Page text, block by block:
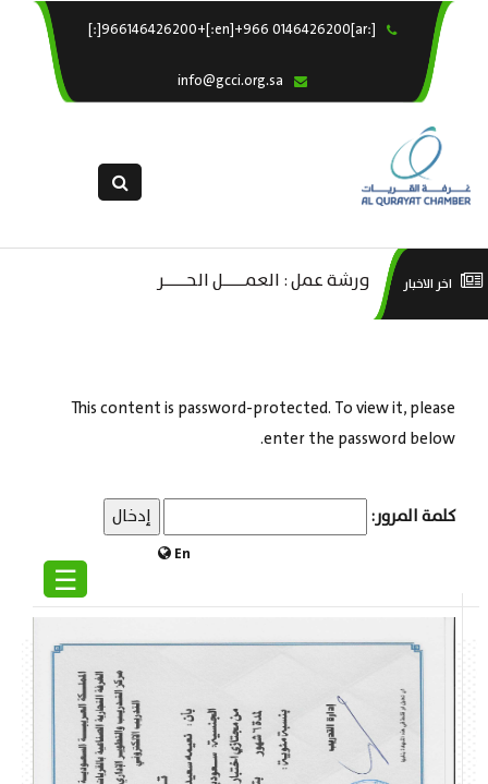
[:ar]966146426200+[:en]+966 0146426200[:]
En
☰
×
خدماتنا
التقديم الالكترونى
اخر الاخبار ورشة عمل : العمـــــل الحـــــر
This content is password-protected. To view it, please
enter the password below.
كلمة المرور: